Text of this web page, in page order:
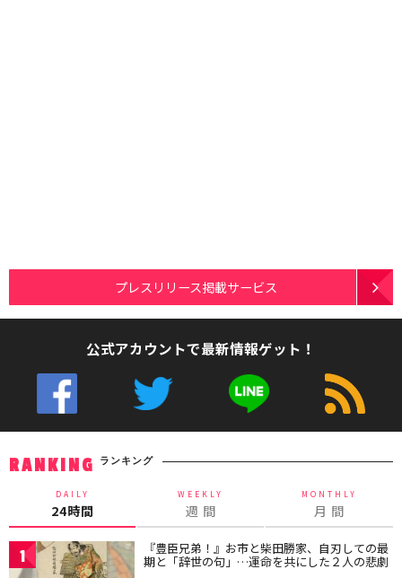
プレスリリース掲載サービス
公式アカウントで最新情報ゲット！
RANKING ランキング
DAILY
24時間
WEEKLY
週 間
MONTHLY
月 間
1 『豊臣兄弟！』お市と柴田勝家、自刃しての最
期と「辞世の句」…運命を共にした２人の悲劇